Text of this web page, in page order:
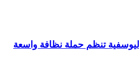
اليوسفية تنظم حملة نظافة واسعة